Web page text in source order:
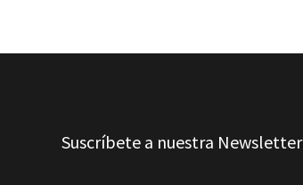
Suscríbete a nuestra Newsletter